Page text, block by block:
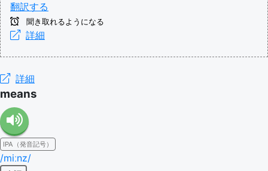
翻訳する
聞き取れるようになる
詳細
詳細
means
IPA（発音記号）
/miːnz/